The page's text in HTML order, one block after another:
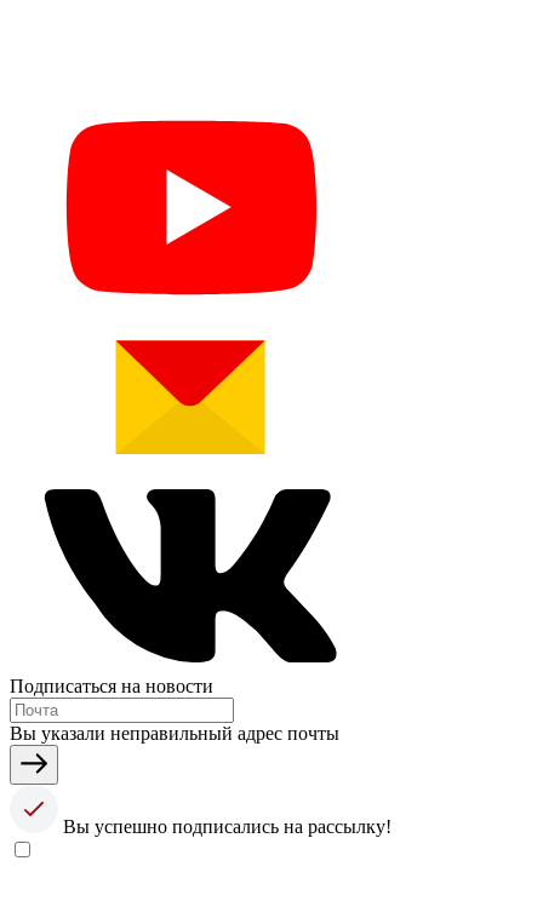
Подписаться на новости
Вы указали неправильный адрес почты
Вы успешно подписались на рассылку!